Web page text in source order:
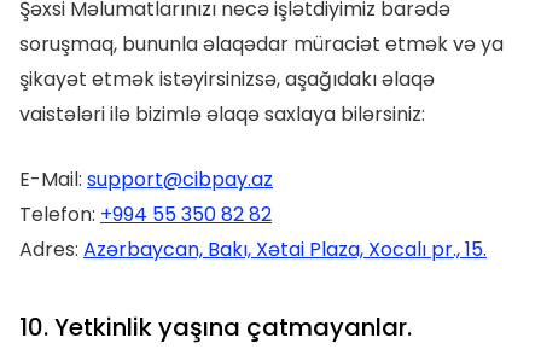
Şəxsi Məlumatlarınızı necə işlətdiyimiz barədə
soruşmaq, bununla əlaqədar müraciət etmək və ya
şikayət etmək istəyirsinizsə, aşağıdakı əlaqə
vaistələri ilə bizimlə əlaqə saxlaya bilərsiniz:
E-Mail: support@cibpay.az
Telefon: +994 55 350 82 82
Adres: Azərbaycan, Bakı, Xətai Plaza, Xocalı pr., 15.
10. Yetkinlik yaşına çatmayanlar.